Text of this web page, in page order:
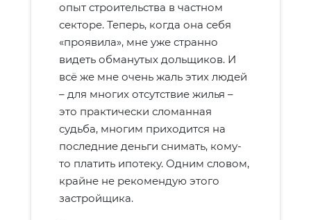
опыт строительства в частном
секторе. Теперь, когда она себя
«проявила», мне уже странно
видеть обманутых дольщиков. И
всё же мне очень жаль этих людей
– для многих отсутствие жилья –
это практически сломанная
судьба, многим приходится на
последние деньги снимать, кому-
то платить ипотеку. Одним словом,
крайне не рекомендую этого
застройщика.